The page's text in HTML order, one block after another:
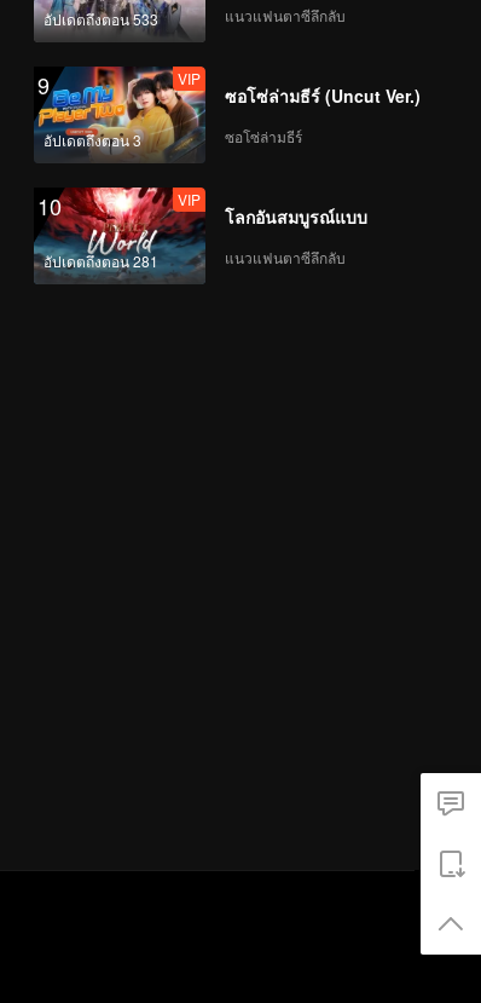
อัปเดตถึงตอน 533 แนวแฟนตาซีลึกลับ
9
อัปเดตถึงตอน 3
VIP
ซอโซ่ล่ามธีร์ (Uncut Ver.)
ซอโซ่ล่ามธีร์
10
อัปเดตถึงตอน 281
VIP
โลกอันสมบูรณ์แบบ
แนวแฟนตาซีลึกลับ